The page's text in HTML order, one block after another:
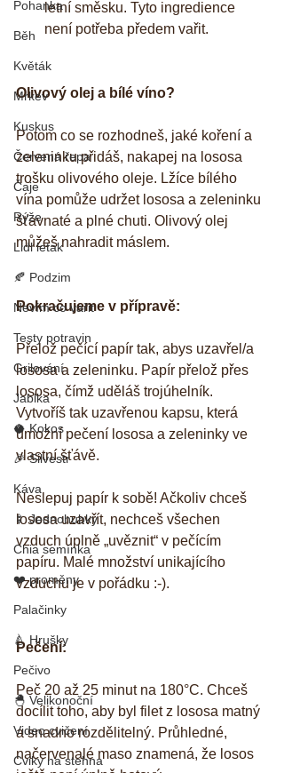
Pohanka
Běh
Květák
Mrkev
Kuskus
Červená řepa
Čaje
Rýže
Lidl letak
🍂 Podzim
Nevím co vařit
Testy potravin
Grilování
Jablka
🥥 Kokos
🎉 Silvestr
Káva
🍢 Jednohubky
Chia semínka
❤️ proměny
Palačinky
🍐 Hrušky
Pečivo
🐣 Velikonoční
Video cvičení
Cviky na stehna
letní směsku. Tyto ingredience
není potřeba předem vařit.
Olivový olej a bílé víno?
Potom co se rozhodneš, jaké koření a
zeleninku přidáš, nakapej na lososa
trošku olivového oleje. Lžíce bílého
vína pomůže udržet lososa a zeleninku
šťavnaté a plné chuti. Olivový olej
můžeš nahradit máslem.
Pokračujeme v přípravě:
Přelož pečící papír tak, abys uzavřel/a
lososa a zeleninku. Papír přelož přes
lososa, čímž uděláš trojúhelník.
Vytvoříš tak uzavřenou kapsu, která
umožní pečení lososa a zeleninky ve
vlastní šťávě.
Neslepuj papír k sobě! Ačkoliv chceš
lososa uzavřít, nechceš všechen
vzduch úplně „uvěznit“ v pečícím
papíru. Malé množství unikajícího
vzduchu je v pořádku :-).
Pečení:
Peč 20 až 25 minut na 180°C. Chceš
docílit toho, aby byl filet z lososa matný
a snadno rozdělitelný. Průhledné,
načervenalé maso znamená, že losos